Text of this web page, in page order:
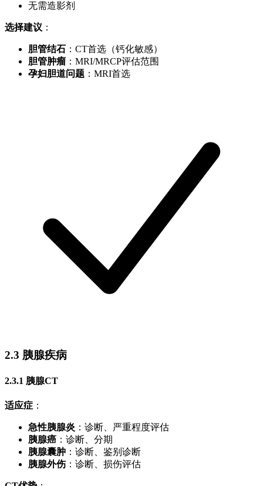
无需造影剂
选择建议 ：
胆管结石 ：CT首选（钙化敏感）
胆管肿瘤 ：MRI/MRCP评估范围
孕妇胆道问题 ：MRI首选
2.3 胰腺疾病
2.3.1 胰腺CT
适应症 ：
急性胰腺炎 ：诊断、严重程度评估
胰腺癌 ：诊断、分期
胰腺囊肿 ：诊断、鉴别诊断
胰腺外伤：诊断、损伤评估